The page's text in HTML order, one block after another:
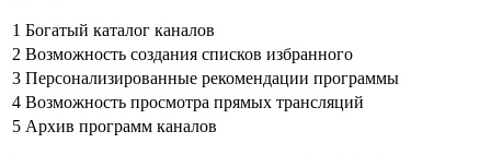
1 Богатый каталог каналов
2 Возможность создания списков избранного
3 Персонализированные рекомендации программы
4 Возможность просмотра прямых трансляций
5 Архив программ каналов